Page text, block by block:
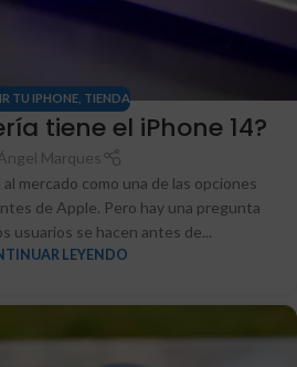
TU IPHONE TIENDA
tiene el iPhone 14?
Marques
mercado como una de las opciones
de Apple. Pero hay una pregunta
usuarios se hacen antes de...
LEYENDO